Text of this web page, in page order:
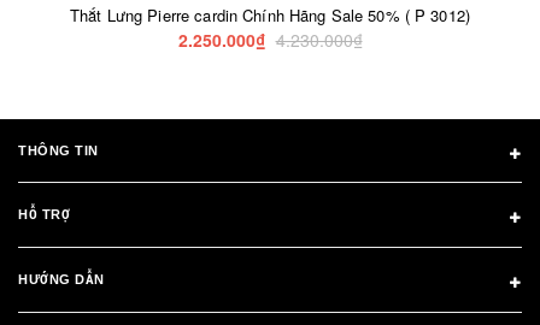
Thắt Lưng Pierre cardin Chính Hãng Sale 50% ( P 3012)
2.250.000₫ 4.230.000₫
THÔNG TIN
HỖ TRỢ
HƯỚNG DẪN